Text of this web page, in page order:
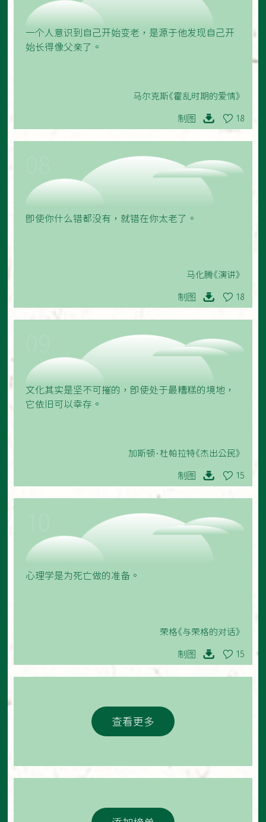
一个人意识到自己开始变老，是源于他发现自己开
始长得像父亲了。
马尔克斯《霍乱时期的爱情》
制图 18
即使你什么错都没有，就错在你太老了。
马化腾《演讲》
制图 18
文化其实是坚不可摧的，即使处于最糟糕的境地，
它依旧可以幸存。
加斯顿·杜帕拉特《杰出公民》
制图 15
心理学是为死亡做的准备。
荣格《与荣格的对话》
制图 15
查看更多